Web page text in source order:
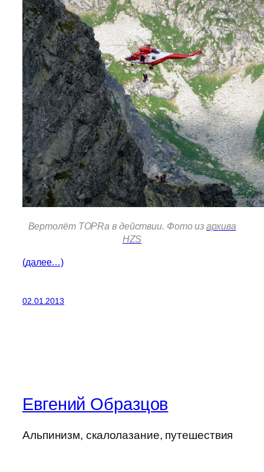
Вертолёт TOPRa в действии. Фото изархива
HZS
(далее…)
02.01.2013
Евгений Образцов
Альпинизм, скалолазание, путешествия